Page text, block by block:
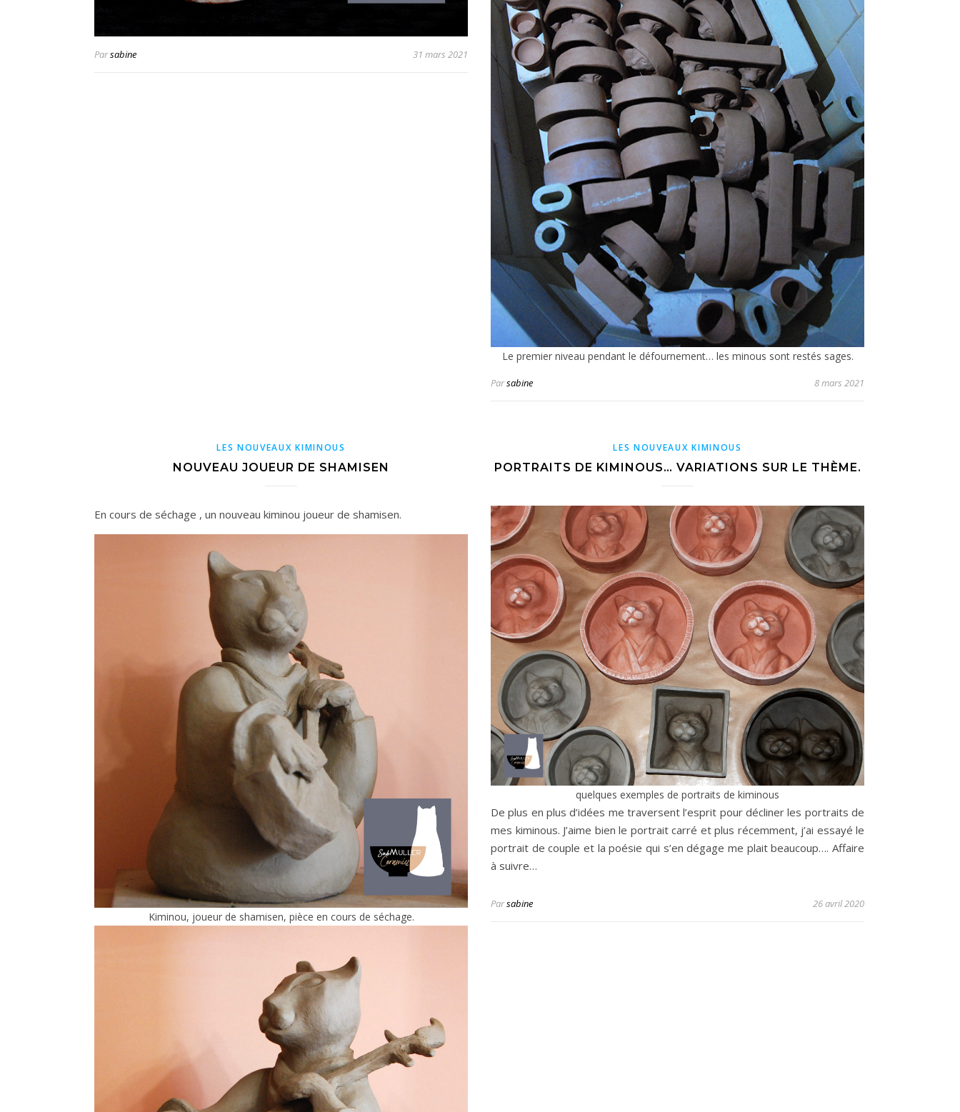
Parsabine 31 mars 2021
Le premier niveau pendant le défournement… les minous sont restés sages.
Parsabine 8 mars 2021
LES NOUVEAUX KIMINOUS
NOUVEAU JOUEUR DE SHAMISEN
En cours de séchage , un nouveau kiminou joueur de shamisen.
Kiminou, joueur de shamisen, pièce en cours de séchage.
LES NOUVEAUX KIMINOUS
PORTRAITS DE KIMINOUS… VARIATIONS SUR LE THÈME.
quelques exemples de portraits de kiminous
De plus en plus d’idées me traversent l’esprit pour décliner les portraits de
mes kiminous. J’aime bien le portrait carré et plus récemment, j’ai essayé le
portrait de couple et la poésie qui s’en dégage me plait beaucoup…. Affaire
à suivre…
Parsabine 26 avril 2020